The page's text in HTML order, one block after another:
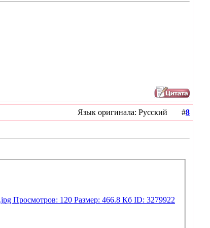
Язык оригинала: Русский #8